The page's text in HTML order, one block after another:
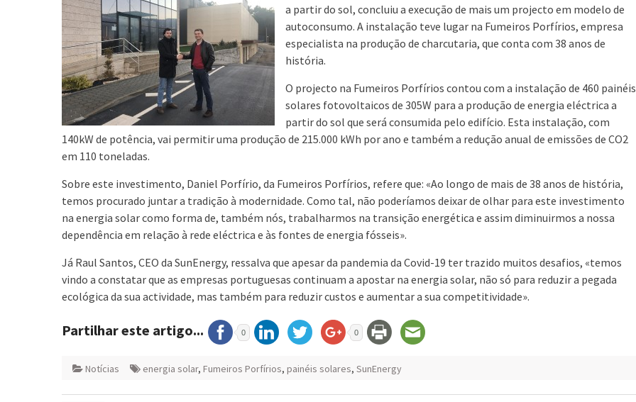
a partir do sol, concluiu a execução de mais um projecto em modelo de
autoconsumo. A instalação teve lugar na Fumeiros Porfírios, empresa
especialista na produção de charcutaria, que conta com 38 anos de
história.
O projecto na Fumeiros Porfírios contou com a instalação de 460 painéis
solares fotovoltaicos de 305W para a produção de energia eléctrica a
partir do sol que será consumida pelo edifício. Esta instalação, com
140kW de potência, vai permitir uma produção de 215.000 kWh por ano e também a redução anual de emissões de CO2
em 110 toneladas.
Sobre este investimento, Daniel Porfírio, da Fumeiros Porfírios, refere que: «Ao longo de mais de 38 anos de história,
temos procurado juntar a tradição à modernidade. Como tal, não poderíamos deixar de olhar para este investimento
na energia solar como forma de, também nós, trabalharmos na transição energética e assim diminuirmos a nossa
dependência em relação à rede eléctrica e às fontes de energia fósseis».
Já Raul Santos, CEO da SunEnergy, ressalva que apesar da pandemia da Covid-19 ter trazido muitos desafios, «temos
vindo a constatar que as empresas portuguesas continuam a apostar na energia solar, não só para reduzir a pegada
ecológica da sua actividade, mas também para reduzir custos e aumentar a sua competitividade».
Partilhar este artigo... 0 0
Notícias energia solar, Fumeiros Porfírios, painéis solares, SunEnergy